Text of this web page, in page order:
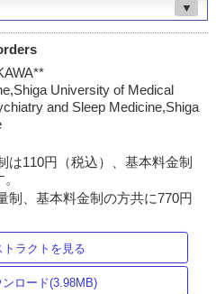
▼
University of Medical
and Sleep Medicine,Shiga
は110円（税込）、基本料金制
制、基本料金制の方共に770円
トラクトを見る
ロード(3.98MB)